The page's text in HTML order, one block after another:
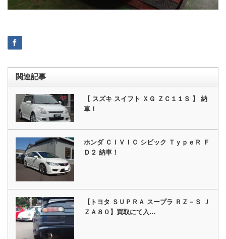
関連記事
【 スズキ スイフト ＸＧ ＺＣ１１Ｓ 】 納
車！
ホンダ ＣＩＶＩＣ シビック ＴｙｐｅＲ Ｆ
Ｄ２ 納車！
【トヨタ ＳＵＰＲＡ スープラ ＲＺ－Ｓ Ｊ
ＺＡ８０】買取にて入…